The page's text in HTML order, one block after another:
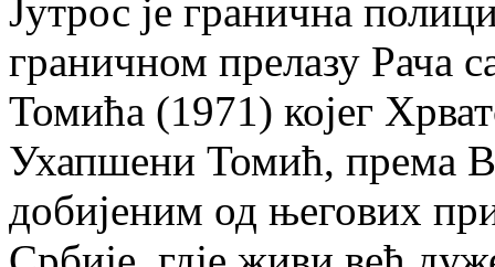
Јутрос је гранична
граничном прелазу Рача
Томића (1971) којег
Ухапшени Томић, према
добијеним од његових